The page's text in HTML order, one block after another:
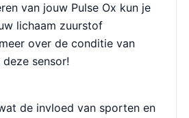
van jouw Pulse Ox kun je
lichaam zuurstof
over de conditie van
sensor!
de invloed van sporten en